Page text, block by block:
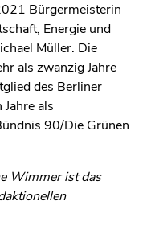
Bürgermeisterin
Energie und
Müller. Die
als zwanzig Jahre
des Berliner
als
90/Die Grünen
Wimmer ist das